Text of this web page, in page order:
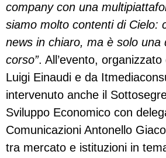
company con una
siamo molto contenti di Cielo:
news in chiaro, ma è solo una
corso”. All’evento,
Luigi Einaudi e da
intervenuto anche il
Sviluppo Economico con
Comunicazioni Antonello
tra mercato e istituzioni in